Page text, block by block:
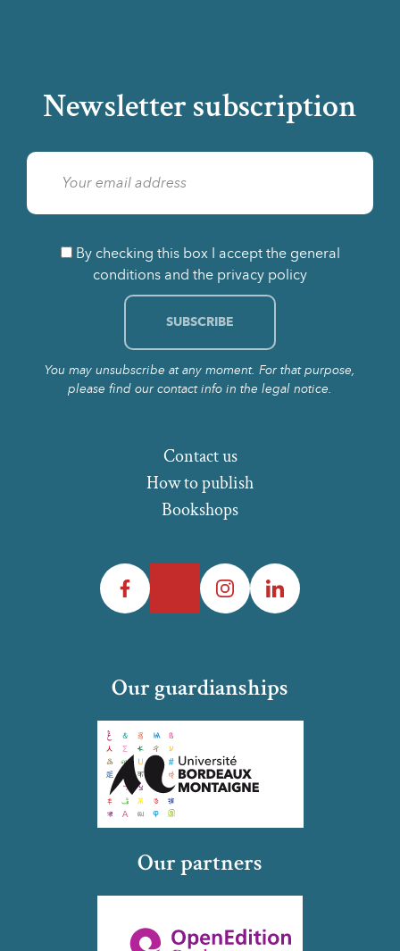
Newsletter subscription
By checking this box I accept the general
conditions and the privacy policy
You may unsubscribe at any moment. For that purpose,
please find our contact info in the legal notice.
How to publish
Bookshops
Contact us
Facebook InstagramLinkedIn
Our guardianships
Our partners